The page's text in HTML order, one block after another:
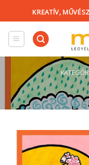
content
KREATÍV,